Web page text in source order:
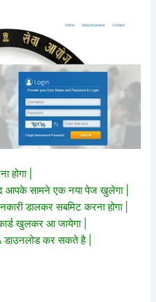
होगा |
आपके सामने एक नया पेज खुलेगा |
डालकर सबमिट करना होगा |
खुलकर आ जायेगा |
कर सकते है |